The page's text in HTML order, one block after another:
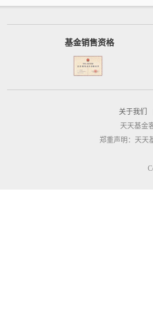
基金销售资格
关于我们
天天基金
郑重声明： 天天